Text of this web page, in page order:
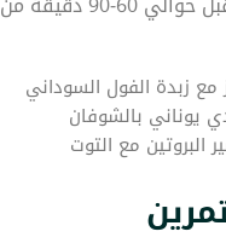
مع زبدة الفول السوداني
يوناني بالشوفان
البروتين مع التوت